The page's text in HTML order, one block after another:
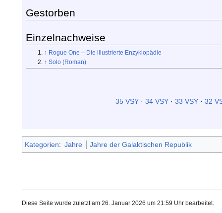
Gestorben
Einzelnachweise
↑ Rogue One – Die illustrierte Enzyklopädie
↑ Solo (Roman)
35 VSY ·34 VSY ·33 VSY ·32
Kategorien: Jahre Jahre der Galaktischen Republik
Diese Seite wurde zuletzt am 26. Januar 2026 um 21:59 Uhr bearbeitet.